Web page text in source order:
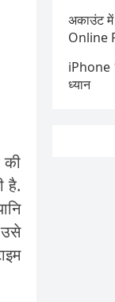
की
है.
उसे
अकाउंट
Online
iPhone
ध्यान